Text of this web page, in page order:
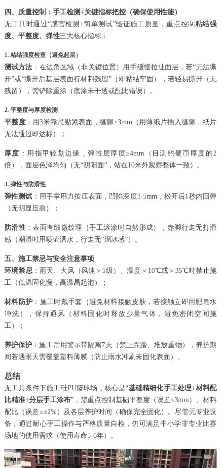
四、质量控制：手工检测+关键指标把控（确保使用性能）
无工具时通过“感官检测+简单测试”验证施工质量，重点控制 粘结强
度、平整度、弹性三大核心指标：
1. 粘结强度检查（避免起层）
测试方法 ：在边角区域（非关键位置）用手缓慢拉扯面层，若“无法撕
开”或“撕开后基层表面有材料残留”（即粘结牢固），若轻易撕开（无
残留），需铲除重涂（底涂未干透或配比错误）。
2. 平整度与厚度检测
平整度：用3米靠尺贴紧表面，缝隙≤3mm（用薄纸片插入缝隙，纸片
无法通过即达标）；
厚度 ：用指甲轻划边缘，弹性层厚度≥4mm（目测约硬币厚度的2
倍），面层色泽均匀（无“阴阳面”，站在10米外观察整体一致）。
3. 弹性与防滑性
弹性测试 ：用手掌用力按压表面，凹陷深度3-5mm，松开后1秒内回弹
（无明显压痕）；
防滑性 ：表面有细微纹理（手工滚涂时自然形成），赤脚行走无打滑
感（潮湿时用喷壶洒水，行走无“溜冰感”）。
五、施工禁忌与安全注意事项
环境禁忌：雨天、大风（风速＞5级）、温度＜10℃或＞35℃时禁止施
工（低温固化慢，高温易起泡）；
材料防护 ：施工时戴手套（避免材料接触皮肤，若接触立即用肥皂水
冲洗），保持通风（材料固化时释放少量气体，避免密闭空间施
工）；
养护保护 ：施工后用警示带隔离7天（禁止踩踏、堆放重物），养护期
间若遇雨天需覆盖塑料薄膜（防止雨水冲刷未固化表面）。
总结
无工具条件下施工硅PU篮球场，核心是“基础精细化手工处理+材料配
比精准+分层手工涂布”，需重点控制基础平整度（误差≤3mm）、材料
配比（误差≤±2%）及各层养护时间（确保完全固化）。尽管无专业设
备，通过耐心手工操作与严格质量自检，仍可满足中小学非专业比赛
场地的使用需求（使用寿命5-6年）。